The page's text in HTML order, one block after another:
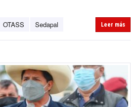
OTASS Sedapal Leer más